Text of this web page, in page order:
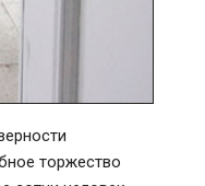
торжество